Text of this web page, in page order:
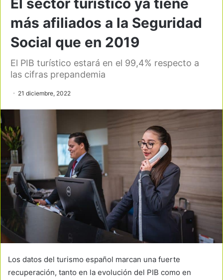
El sector turístico ya tiene
más afiliados a la Seguridad
Social que en 2019
El PIB turístico estará en el 99,4% respecto a
las cifras prepandemia
21 diciembre, 2022
Los datos del turismo español marcan una fuerte
recuperación, tanto en la evolución del PIB como en